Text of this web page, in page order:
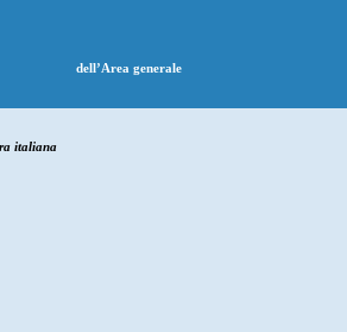
dell’Area generale
italiana